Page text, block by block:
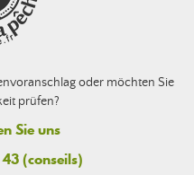
oder möchten Sie
prüfen?
Sie uns
(conseils)